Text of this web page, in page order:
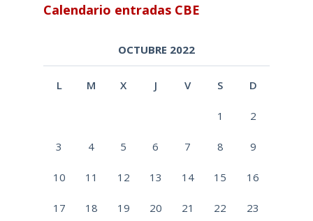
Calendario entradas CBE
OCTUBRE 2022
L M X J V S D
1 2
3 4 5 6 7 8 9
10 11 12 13 14 15 16
17 18 19 20 21 22 23